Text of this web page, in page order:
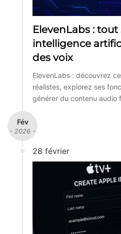
ElevenLabs :
intelligence
des voix
ElevenLabs : découvrez
réalistes, explorez ses
générer du contenu audio
Fév
- 2026 -
28 février